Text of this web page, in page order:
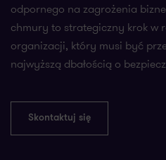
odpornego na zagrożenia
chmury to strategiczny krok w
organizacji, który musi być
najwyższą dbałością o
Skontaktuj się